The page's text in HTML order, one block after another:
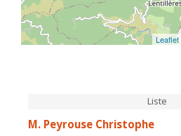
Leaflet
Liste
M. Peyrouse Christophe